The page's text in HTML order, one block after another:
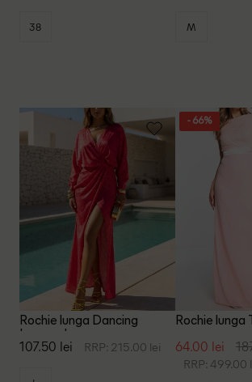
38 M
Rochie lunga Dancing
Leopard, roz
107.50 lei RRP: 215.00 lei
- 66%
Rochie lunga
64.00 lei
RRP: 499.00